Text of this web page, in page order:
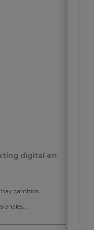
digital en
cambios